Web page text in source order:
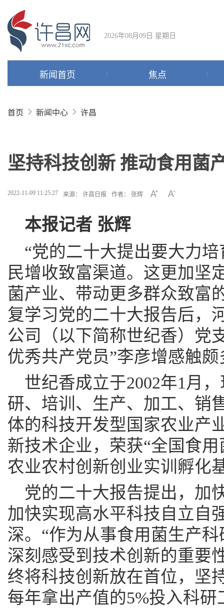
2026年08月09日 星期日
新闻首页 焦点
首页 新闻中心 许昌
坚持科技创新 推动食用菌
2022-11-09 11:25:27 来源： 许昌日报 作者： 张辉
本报记者 张辉
“党的二十大提出要大力
民增收致富渠道。这更加坚
菌产业、带动更多群众致富
复学习党的二十大报告后，
公司（以下简称世纪香）党
优秀共产党员”李彦增感触颇
世纪香成立于2002年1月
研、培训、生产、加工、销
体的科技开发型国家农业产
新技术企业，荣获“全国食
农业农村创新创业实训孵化
党的二十大报告提出，加
加快实现高水平科技自立自
深。“作为从事食用菌生产
深刻感受到技术创新的重要
终将科技创新放在首位，坚
每年拿出产值的5%投入科